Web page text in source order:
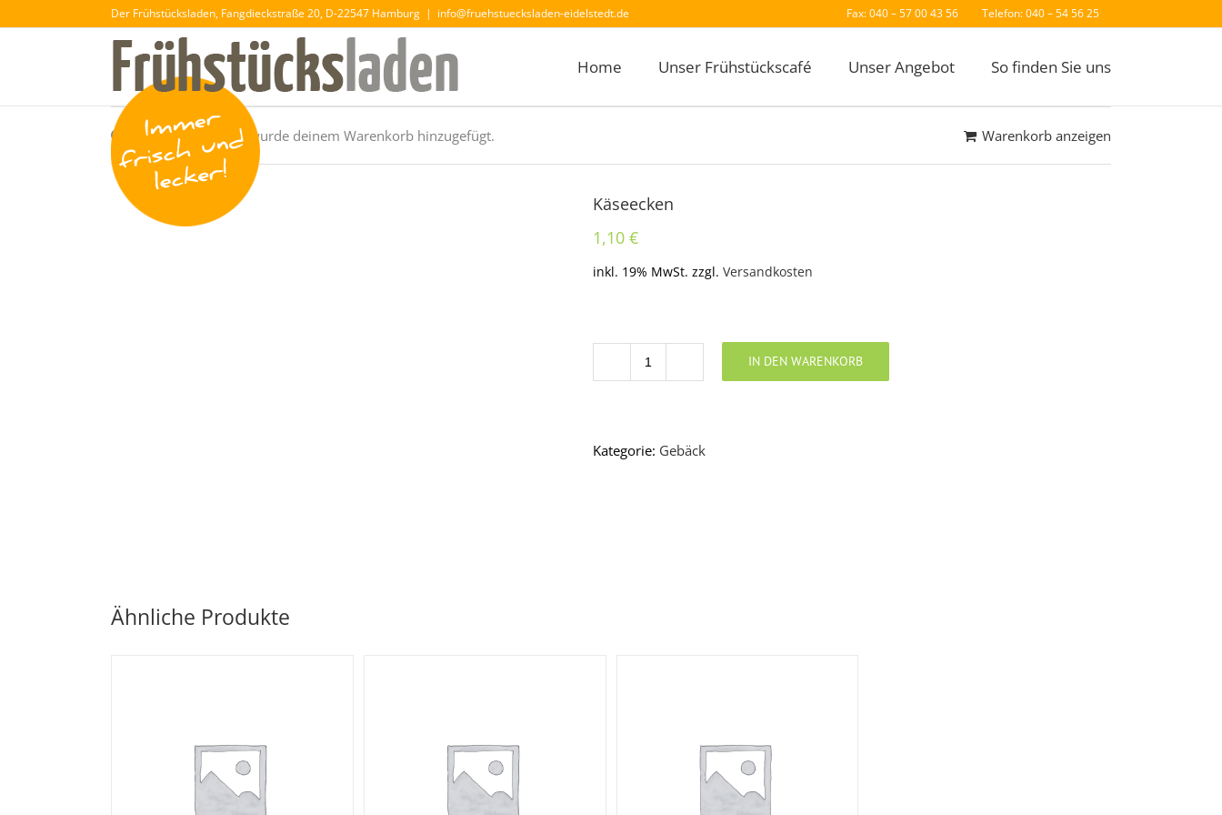
Der Frühstücksladen, Fangdieckstraße 20, D-22547 Hamburg | info@fruehstuecksladen-eidelstedt.de Fax: 040 – 57 00 43 56 Telefon: 040 – 54 56 25
Home Unser Frühstückscafé Unser Angebot So finden Sie uns
Warenkorb anzeigen
„Schoko-Croissant“ wurde deinem Warenkorb hinzugefügt.
Käseecken
1,10 €
inkl. 19% MwSt. zzgl. Versandkosten
Anzahl
IN DEN WARENKORB
Kategorie: Gebäck
Ähnliche Produkte